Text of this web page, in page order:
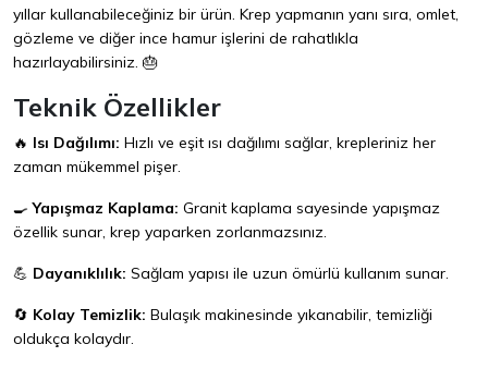
yıllar kullanabileceğiniz bir ürün. Krep yapmanın yanı sıra, omlet,
gözleme ve diğer ince hamur işlerini de rahatlıkla
hazırlayabilirsiniz. 🎂
Teknik Özellikler
🔥 Isı Dağılımı: Hızlı ve eşit ısı dağılımı sağlar, krepleriniz her
zaman mükemmel pişer.
🍳Yapışmaz Kaplama: Granit kaplama sayesinde yapışmaz
özellik sunar, krep yaparken zorlanmazsınız.
💪 Dayanıklılık: Sağlam yapısı ile uzun ömürlü kullanım sunar.
🔄 Kolay Temizlik: Bulaşık makinesinde yıkanabilir, temizliği
oldukça kolaydır.